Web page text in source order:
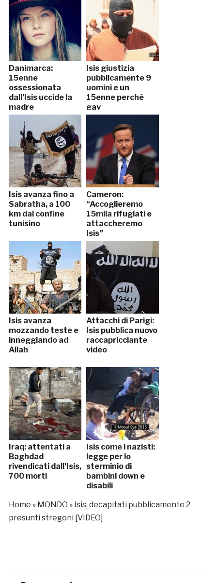
Danimarca:
15enne
ossessionata
dall’Isis uccide la
madre
Isis giustizia
pubblicamente 9
uomini e un
15enne perché
gay
Isis avanza fino a
Sabratha, a 100
km dal confine
tunisino
Cameron:
“Accoglieremo
15mila rifugiati e
attaccheremo
Isis”
Isis avanza
mozzando teste e
inneggiando ad
Allah
Attacchi di Parigi:
Isis pubblica nuovo
raccapricciante
video
Iraq: attentati a
Baghdad
rivendicati dall’Isis,
700 morti
Isis come i nazisti:
legge per lo
sterminio di
bambini down e
disabili
Home » MONDO » Isis, decapitati pubblicamente 2
presunti stregoni [VIDEO]